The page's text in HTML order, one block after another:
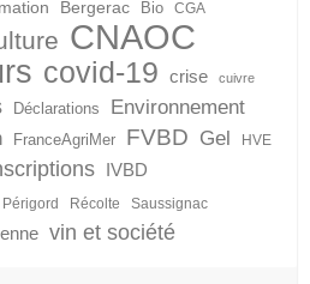
Bergerac Bio CGA
CNAOC
covid-19 crise cuivre
Déclarations Environnement
FranceAgriMer FVBD Gel HVE
IVBD
Périgord Récolte Saussignac
vin et société